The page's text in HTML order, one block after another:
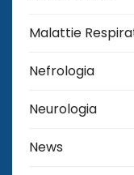
Malattie
Nefrologia
Neurologia
News